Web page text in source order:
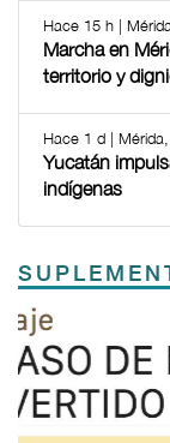
Hace 15 h |
Marcha en
territorio y
Hace 1 d |
Yucatán
indígenas